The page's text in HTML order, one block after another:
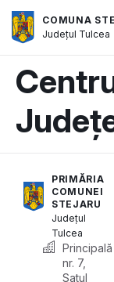
COMUNA
Județul Tulcea
PRIMĂRIA
COMUNEI
STEJARU
Județul
Tulcea
Principală
nr. 7,
Satul